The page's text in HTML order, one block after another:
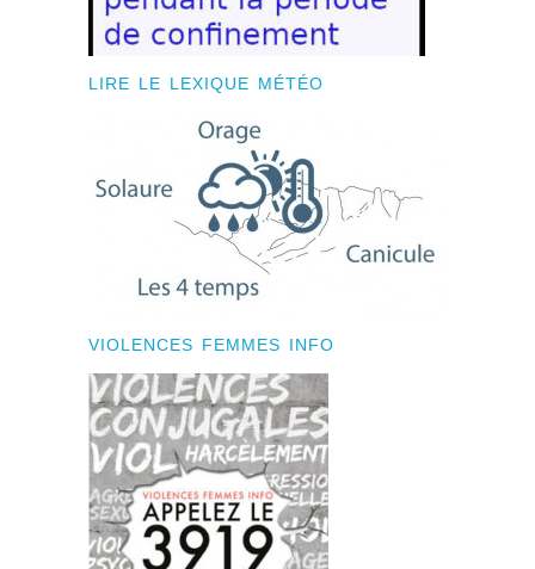
LIRE LE LEXIQUE MÉTÉO
VIOLENCES FEMMES INFO